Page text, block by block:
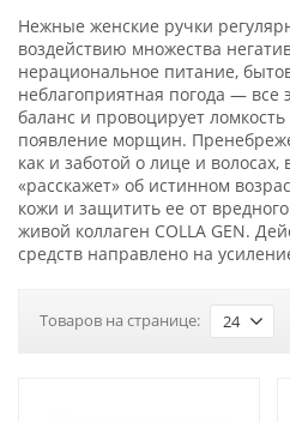
Нежные женские ручки
воздействию множества
нерациональное питание,
неблагоприятная погода — все
баланс и провоцирует
появление морщин.
как и заботой о лице и
«расскажет» об истинном
кожи и защитить ее от
живой коллаген COLLA GEN.
средств направлено на
Товаров на странице: 24